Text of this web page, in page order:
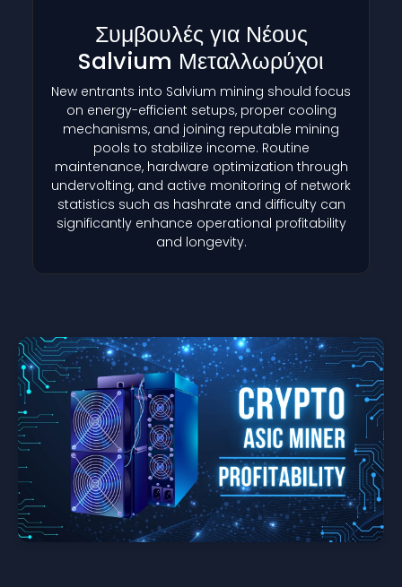
Συμβουλές για Νέους
Salvium Μεταλλωρύχοι
New entrants into Salvium mining should focus
on energy-efficient setups, proper cooling
mechanisms, and joining reputable mining
pools to stabilize income. Routine
maintenance, hardware optimization through
undervolting, and active monitoring of network
statistics such as hashrate and difficulty can
significantly enhance operational profitability
and longevity.